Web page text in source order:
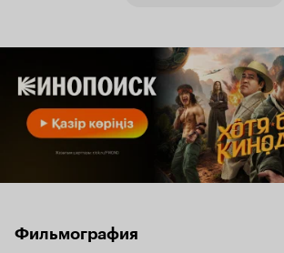
Фильмография